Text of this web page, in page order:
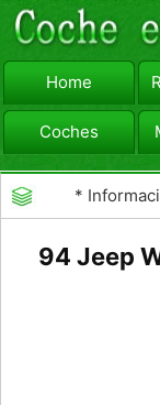
Home
Coches
viajar
*
94 Jeep